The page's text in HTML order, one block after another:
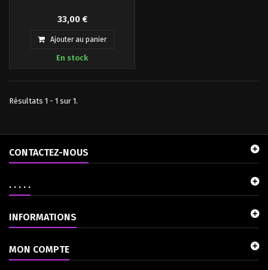
Plastoy vous présente cette
Tirelire de Grendizer Debout, l'un
des robots les plus puissants de
cm et est basée sur l'anime "UFO
Robot Grendizer".
33,00 €
Ajouter au panier
En stock
Résultats 1 - 1 sur 1.
CONTACTEZ-NOUS
. . . . .
INFORMATIONS
MON COMPTE